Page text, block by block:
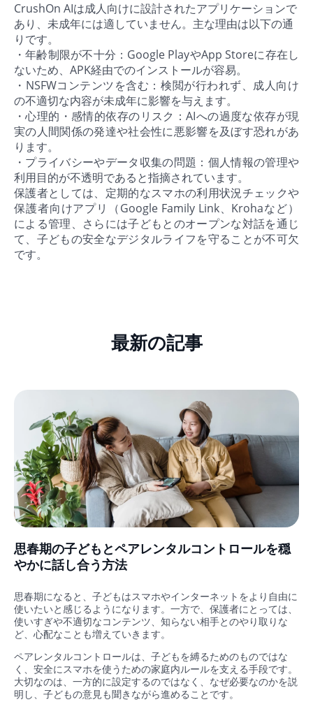
CrushOn AIは成人向けに設計されたアプリケーションで
あり、未成年には適していません。主な理由は以下の通
りです。
・年齢制限が不十分：Google PlayやApp Storeに存在し
ないため、APK経由でのインストールが容易。
・NSFWコンテンツを含む：検閲が行われず、成人向け
の不適切な内容が未成年に影響を与えます。
・心理的・感情的依存のリスク：AIへの過度な依存が現
実の人間関係の発達や社会性に悪影響を及ぼす恐れがあ
ります。
・プライバシーやデータ収集の問題：個人情報の管理や
利用目的が不透明であると指摘されています。
保護者としては、定期的なスマホの利用状況チェックや
保護者向けアプリ（Google Family Link、Krohaなど）
による管理、さらには子どもとのオープンな対話を通じ
て、子どもの安全なデジタルライフを守ることが不可欠
です。
最新の記事
思春期の子どもとペアレンタルコントロールを穏
やかに話し合う方法
思春期になると、子どもはスマホやインターネットをより自由に
使いたいと感じるようになります。一方で、保護者にとっては、
使いすぎや不適切なコンテンツ、知らない相手とのやり取りな
ど、心配なことも増えていきます。
ペアレンタルコントロールは、子どもを縛るためのものではな
く、安全にスマホを使うための家庭内ルールを支える手段です。
大切なのは、一方的に設定するのではなく、なぜ必要なのかを説
明し、子どもの意見も聞きながら進めることです。